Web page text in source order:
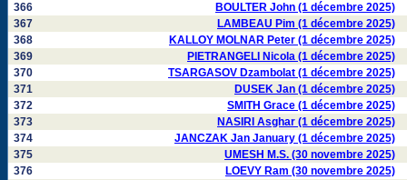
366
BOULTER John (1 décembre 2025)
367
LAMBEAU Pim (1 décembre 2025)
368
KALLOY MOLNAR Peter (1 décembre 2025)
369
PIETRANGELI Nicola (1 décembre 2025)
370
TSARGASOV Dzambolat (1 décembre 2025)
371
DUSEK Jan (1 décembre 2025)
372
SMITH Grace (1 décembre 2025)
373
NASIRI Asghar (1 décembre 2025)
374
JANCZAK Jan January (1 décembre 2025)
375
UMESH M.S. (30 novembre 2025)
376
LOEVY Ram (30 novembre 2025)